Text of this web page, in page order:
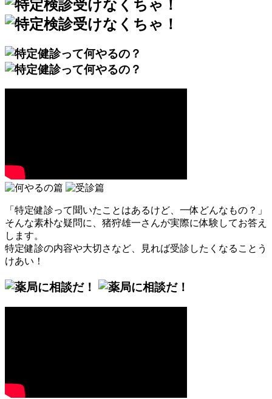
「特定健診って聞いたことはあるけど、一体どんなもの？」
そんな素朴な疑問に、猪狩雄一さんが実際に体験してお答え
します。
特定健診の内容や大切さなど、見れば受診したくなることう
けあい！